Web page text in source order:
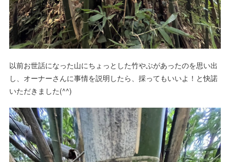
以前お世話になった山にちょっとした竹やぶがあったのを思い出
し、オーナーさんに事情を説明したら、採ってもいいよ！と快諾
いただきました(^^)